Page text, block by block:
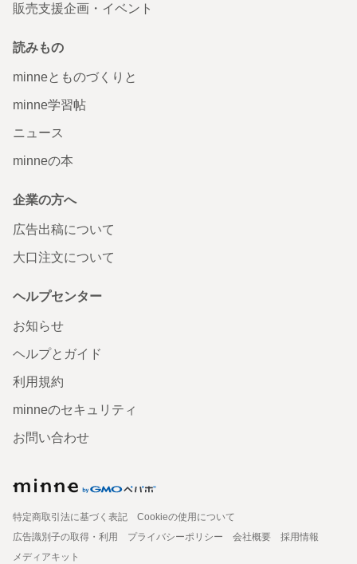
販売支援企画・イベント
読みもの
minneとものづくりと
minne学習帖
ニュース
minneの本
企業の方へ
広告出稿について
大口注文について
ヘルプセンター
お知らせ
ヘルプとガイド
利用規約
minneのセキュリティ
お問い合わせ
特定商取引法に基づく表記
Cookieの使用について
広告識別子の取得・利用
プライバシーポリシー 会社概要
採用情報
メディアキット